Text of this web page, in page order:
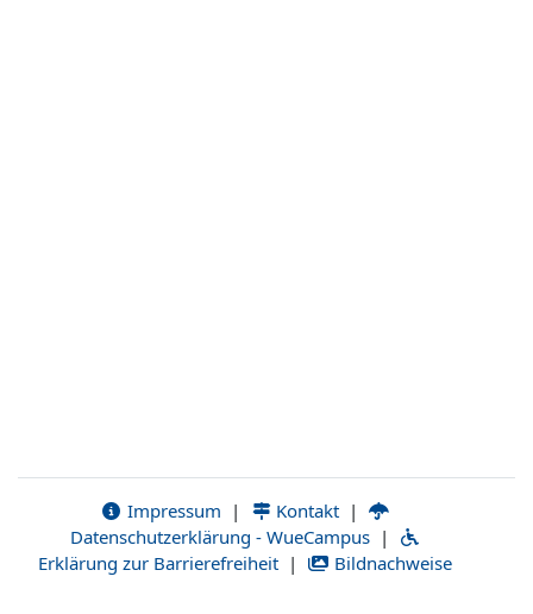
Impressum | Kontakt |
Datenschutzerklärung - WueCampus |
Erklärung zur Barrierefreiheit | Bildnachweise